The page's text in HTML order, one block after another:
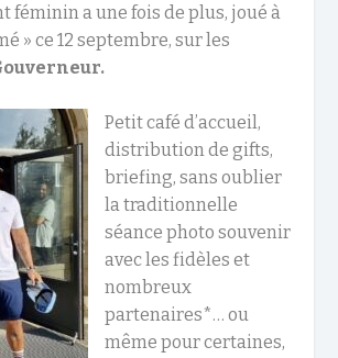
féminin a une fois de plus, joué à
» ce 12 septembre, sur les
Petit café d’accueil,
distribution de gifts,
briefing, sans oublier
la traditionnelle
séance photo souvenir
avec les fidèles et
nombreux
partenaires*… ou
même pour certaines,